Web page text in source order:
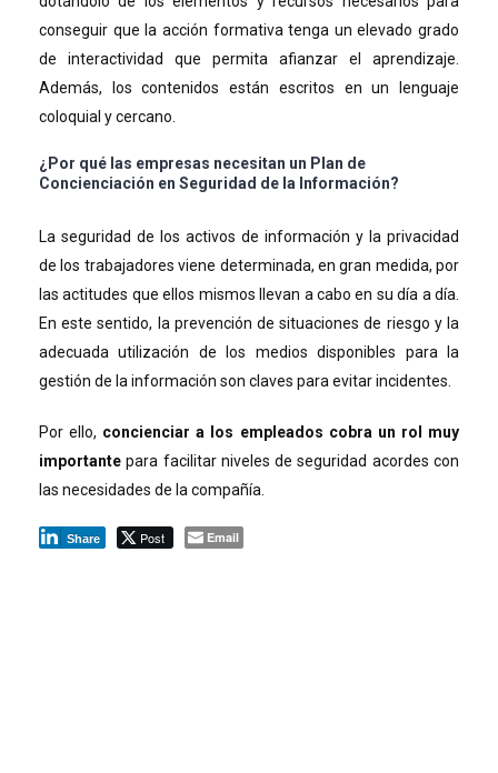
conseguir que la acción formativa tenga un elevado grado
de interactividad que permita afianzar el aprendizaje.
Además, los contenidos están escritos en un lenguaje
coloquial y cercano.
¿Por qué las empresas necesitan un Plan de
Concienciación en Seguridad de la Información?
La seguridad de los activos de información y la privacidad
de los trabajadores viene determinada, en gran medida, por
las actitudes que ellos mismos llevan a cabo en su día a día.
En este sentido, la prevención de situaciones de riesgo y la
adecuada utilización de los medios disponibles para la
gestión de la información son claves para evitar incidentes.
Por ello, concienciar a los empleados cobra un rol muy
importantepara facilitar niveles de seguridad acordes con
las necesidades de la compañía.
Share Post Email